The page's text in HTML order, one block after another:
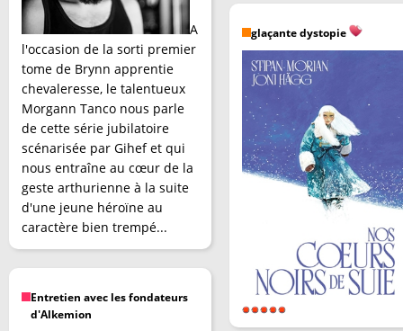
A
l'occasion de la sorti premier
tome de Brynn apprentie
chevaleresse, le talentueux
Morgann Tanco nous parle
de cette série jubilatoire
scénarisée par Gihef et qui
nous entraîne au cœur de la
geste arthurienne à la suite
d'une jeune héroïne au
caractère bien trempé...
Entretien avec les fondateurs
d'Alkemion
glaçante dystopie